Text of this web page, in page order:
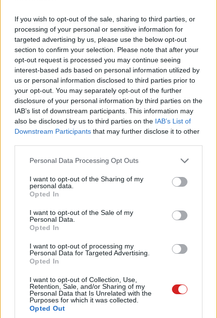
If you wish to opt-out of the sale, sharing to third parties, or
processing of your personal or sensitive information for
targeted advertising by us, please use the below opt-out
section to confirm your selection. Please note that after your
opt-out request is processed you may continue seeing
interest-based ads based on personal information utilized by
us or personal information disclosed to third parties prior to
your opt-out. You may separately opt-out of the further
disclosure of your personal information by third parties on the
IAB’s list of downstream participants. This information may
also be disclosed by us to third parties on the IAB’s List of
Downstream Participants that may further disclose it to other
Please note that this website/app uses one or more Google
not limited to your visit or usage behaviour. You may click to
grant or deny consent to Google and its third-party tags to
use your data for below specified purposes in below Google
consent section.
Personal Data Processing Opt Outs
I want to opt-out of the Sharing of my
personal data.
Opted In
I want to opt-out of the Sale of my
Personal Data.
Opted In
I want to opt-out of processing my
Personal Data for Targeted Advertising.
Opted In
I want to opt-out of Collection, Use,
Retention, Sale, and/or Sharing of my
Personal Data that Is Unrelated with the
Purposes for which it was collected.
Opted Out
nyilván senki nem is alszik szándékosan úgy, hogy
felteszi a fülhallgatót. Ha azonban gyakran előfordul,
hogy elalszol az esti filmnézés közben, akkor jó ha
tudod, hogy ezzel a kábelt is jó eséllyel gyorsan ki fogod
készíteni. Alvás közben akaratlanul is rá fogsz feküdni a
kábelre, és meg is fogod feszíteni; egyik sem tesz jót a
belső felépítésének.
5. Túl hangosan használod
A fülhallgatók nem szeretik, ha rendszeresen túl
magasra állítod be a hangerőt; a hangot ezek a kütyük
rezgésekkel állítják elő, és értelemszerűen minél
szükségesek. Ez pedig idő előtti elhasználódáshoz
vezet. Először azt fogod észrevenni, hogy bizonyos
recsegések és más hibák fognak behallatszani.
Szélsőséges esetben akár az is előfordulhat, hogy a
membrán elszakad, és a fülhallgató teljesen felmondja a
szolgálatot.
Fontos megjegyezni ugyanakkor azt is, hogy a hangerőt
nemcsak a fülhallgató megóvása érdekében ajánlott
alacsonyan tartani, hanem azért is, mert ezzel
megelőzheted az idő előtti halláskárosodást is.